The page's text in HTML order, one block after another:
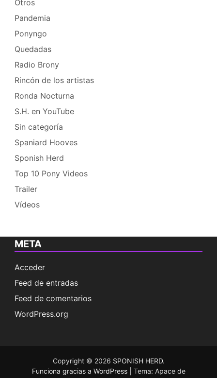
Otros
Pandemia
Ponyngo
Quedadas
Radio Brony
Rincón de los artistas
Ronda Nocturna
S.H. en YouTube
Sin categoría
Spaniard Hooves
Sponish Herd
Top 10 Pony Videos
Trailer
Vídeos
META
Acceder
Feed de entradas
Feed de comentarios
WordPress.org
Copyright © 2026 SPONISH HERD.
Funciona gracias a WordPress
Tema: Apace de